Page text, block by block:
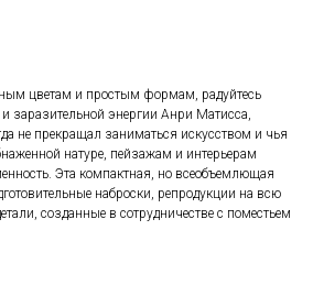
цветам и простым формам, радуйтесь
заразительной энергии Анри Матисса,
не прекращал заниматься искусством и чья
натуре, пейзажам и интерьерам
Эта компактная, но всеобъемлющая
наброски, репродукции на всю
созданные в сотрудничестве с поместьем